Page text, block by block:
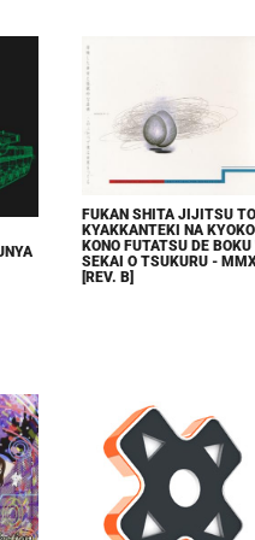
FUKAN SHITA JIJITSU TO
KYAKKANTEKI NA
KONO FUTATSU DE BOKU
SEKAI O TSUKURU -
[REV. B]